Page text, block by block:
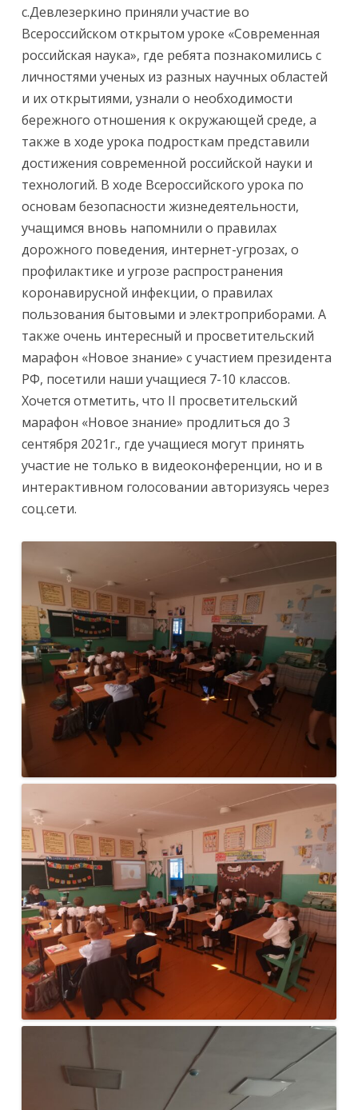
с.Девлезеркино приняли участие во
Всероссийском открытом уроке «Современная
российская наука», где ребята познакомились с
личностями ученых из разных научных областей
и их открытиями, узнали о необходимости
бережного отношения к окружающей среде, а
также в ходе урока подросткам представили
достижения современной российской науки и
технологий. В ходе Всероссийского урока по
основам безопасности жизнедеятельности,
учащимся вновь напомнили о правилах
дорожного поведения, интернет-угрозах, о
профилактике и угрозе распространения
коронавирусной инфекции, о правилах
пользования бытовыми и электроприборами. А
также очень интересный и просветительский
марафон «Новое знание» с участием президента
РФ, посетили наши учащиеся 7-10 классов.
Хочется отметить, что II просветительский
марафон «Новое знание» продлиться до 3
сентября 2021г., где учащиеся могут принять
участие не только в видеоконференции, но и в
интерактивном голосовании авторизуясь через
соц.сети.